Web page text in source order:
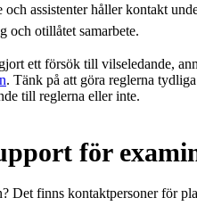
och assistenter håller kontakt
och otillåtet samarbete.
ett försök till vilseledande,
. Tänk på att göra reglerna
till reglerna eller inte.
för
Det finns kontaktpersoner för